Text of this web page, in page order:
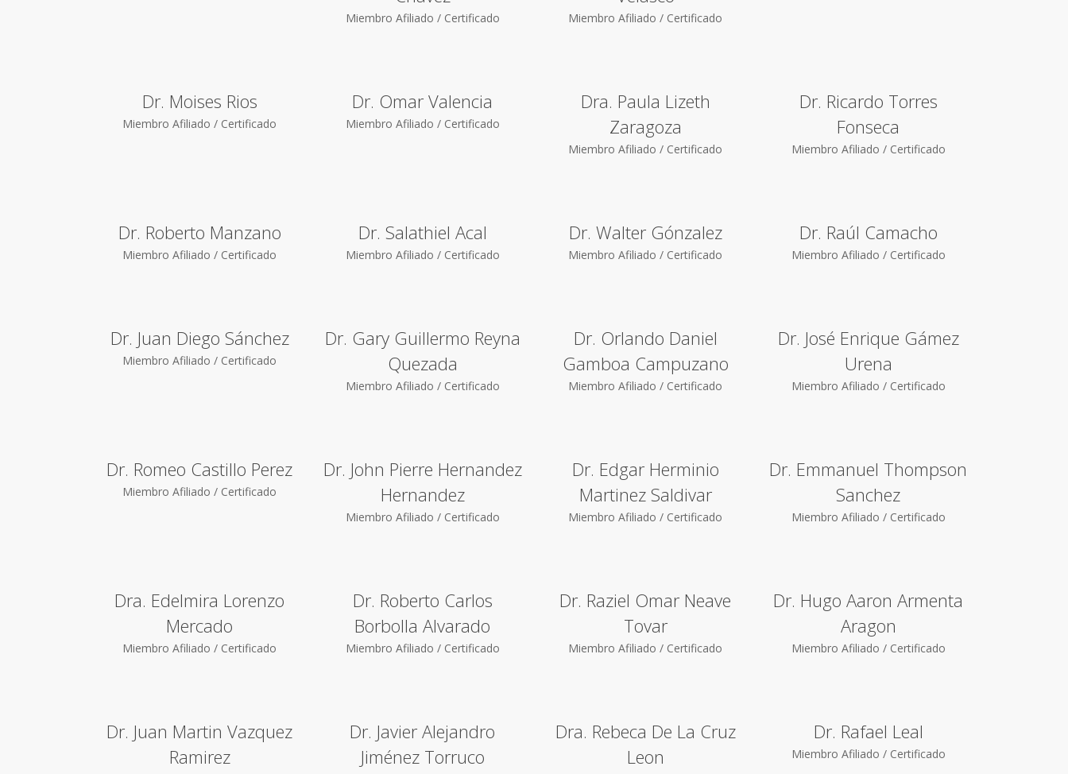
Miembro Afiliado / Certificado Miembro Afiliado / Certificado
Dr. Moises Rios
Miembro Afiliado / Certificado
Dr. Omar Valencia
Miembro Afiliado / Certificado
Dra. Paula Lizeth
Zaragoza
Miembro Afiliado / Certificado
Dr. Ricardo Torres
Fonseca
Miembro Afiliado / Certificado
Dr. Roberto Manzano
Miembro Afiliado / Certificado
Dr. Salathiel Acal
Miembro Afiliado / Certificado
Dr. Walter Gónzalez
Miembro Afiliado / Certificado
Dr. Raúl Camacho
Miembro Afiliado / Certificado
Dr. Juan Diego Sánchez
Miembro Afiliado / Certificado
Dr. Gary Guillermo Reyna
Quezada
Miembro Afiliado / Certificado
Dr. Orlando Daniel
Gamboa Campuzano
Miembro Afiliado / Certificado
Dr. José Enrique Gámez
Urena
Miembro Afiliado / Certificado
Dr. Romeo Castillo Perez
Miembro Afiliado / Certificado
Dr. John Pierre Hernandez
Hernandez
Miembro Afiliado / Certificado
Dr. Edgar Herminio
Martinez Saldivar
Miembro Afiliado / Certificado
Dr. Emmanuel Thompson
Sanchez
Miembro Afiliado / Certificado
Dra. Edelmira Lorenzo
Mercado
Miembro Afiliado / Certificado
Dr. Roberto Carlos
Borbolla Alvarado
Miembro Afiliado / Certificado
Dr. Raziel Omar Neave
Tovar
Miembro Afiliado / Certificado
Dr. Hugo Aaron Armenta
Aragon
Miembro Afiliado / Certificado
Dr. Juan Martin Vazquez
Ramirez
Dr. Javier Alejandro
Jiménez Torruco
Dra. Rebeca De La Cruz
Leon
Dr. Rafael Leal
Miembro Afiliado / Certificado